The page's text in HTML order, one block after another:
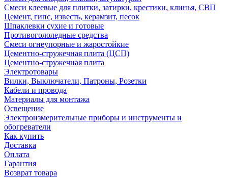
Смеси клеевые для плитки, затирки, крестики, клинья, СВП
Цемент, гипс, известь, керамзит, песок
Шпаклевки сухие и готовые
Противогололедные средства
Смеси огнеупорные и жаростойкие
Цементно-стружечная плита (ЦСП)
Цементно-стружечная плита
Электротовары
Вилки, Выключатели, Патроны, Розетки
Кабели и провода
Материалы для монтажа
Освещение
Электроизмерительные приборы и инструменты и
обогреватели
Как купить
Доставка
Оплата
Гарантия
Возврат товара